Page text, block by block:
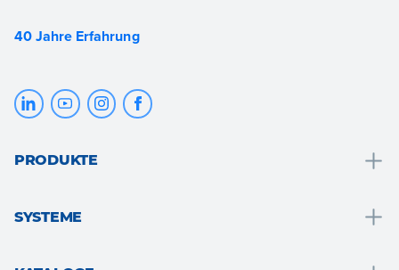
40 Jahre Erfahrung
PRODUKTE
SYSTEME